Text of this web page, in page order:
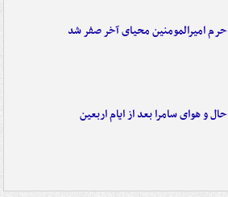
حرم امیرالمومنین محیای آخر صفر شد
حال و هوای سامرا بعد از ایام اربعین